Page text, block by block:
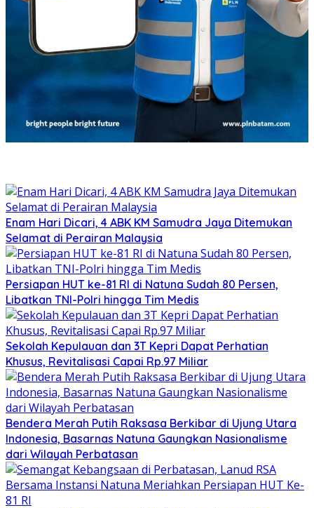
Enam Hari Dicari, 4 ABK KM Samudra Jaya Ditemukan
Selamat di Perairan Malaysia
Persiapan HUT ke-81 RI di Natuna Sudah 80 Persen,
Libatkan TNI-Polri hingga Tim Medis
Sekolah Kepulauan dan 3T Kepri Dapat Perhatian
Khusus, Revitalisasi Capai Rp.97 Miliar
Bendera Merah Putih Raksasa Berkibar di Ujung Utara
Indonesia, Basarnas Natuna Gaungkan Nasionalisme
dari Wilayah Perbatasan